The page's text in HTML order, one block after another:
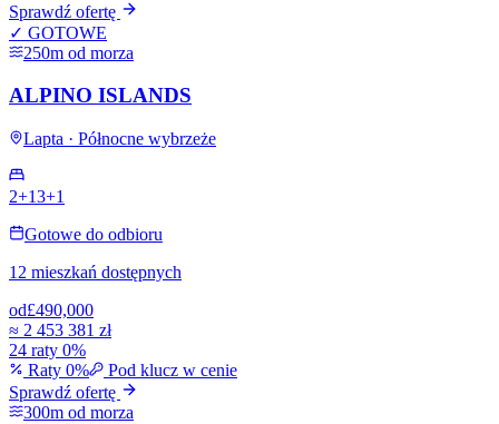
Sprawdź ofertę
✓ GOTOWE
250m od morza
ALPINO ISLANDS
Lapta · Północne wybrzeże
2+13+1
Gotowe do odbioru
12 mieszkań dostępnych
od£490,000
≈ 2 453 381 zł
24 raty 0%
Raty 0%
Pod klucz w cenie
Sprawdź ofertę
300m od morza